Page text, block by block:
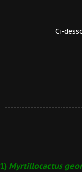
Ci-
1) Myrtillocactus